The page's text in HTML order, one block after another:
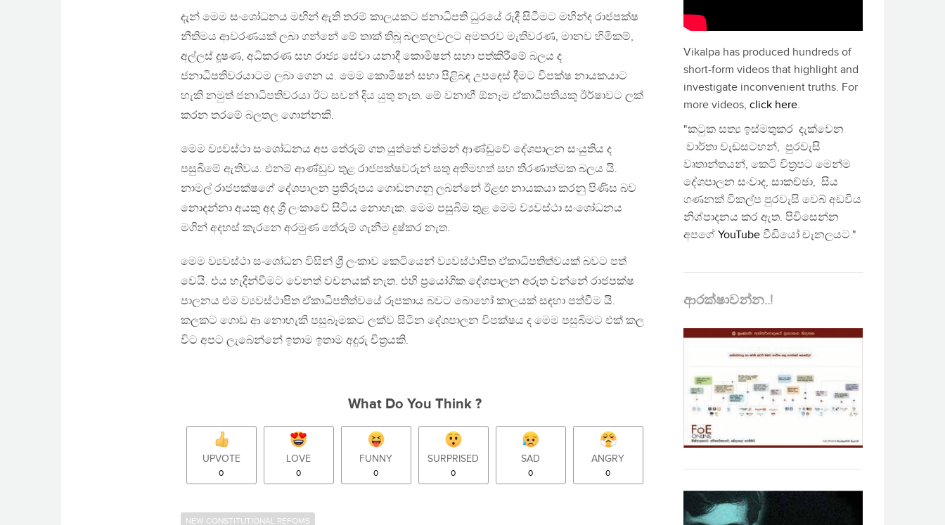
දැන් මෙම සංශෝධනය මඟින් ඇති තරම් කාලයකට ජනාධිපති ධුරයේ රුදී සිටීමට මහින්ද රාජපක්ෂ
නීතිමය ආවරණයක් ලබා ගන්නේ මේ තාක් තිබූ බලතලවලට අමතරව මැතිවරණ, මානව හිමිකම්,
අල්ලස් දූෂණ, අධිකරණ සහ රාජ්‍ය සේවා යනාදී කොමිෂන් සභා පත්කිරීමේ බලය ද
ජනාධිපතිවරයාටම ලබා ගෙන ය. මෙම කොමිෂන් සභා පිළිබඳ උපදෙස් දීමට විපක්ෂ නායකයාට
හැකි නමුත් ජනාධිපතිවරයා ඊට සවන් දිය යුතු නැත. මේ වනාහී ඕනෑම ඒකාධිපතියකු ඊර්ෂාවට ලක්
කරන තරමේ බලතල ගොන්නකි.
මෙම ව්‍යවස්ථා සංශෝධනය අප තේරුම් ගත යුත්තේ වත්මන් ආණ්ඩුවේ දේශපාලන සංයුතිය ද
පසුබිමේ ඇතිවය. එනම් ආණ්ඩුව තුළ රාජපක්ෂවරුන් සතු අතිමහත් සහ තීරණාත්මක බලය යි.
නාමල් රාජපක්ෂගේ දේශපාලන ප්‍රතිරූපය ගොඩනගනු ලබන්නේ ඊළඟ නායකයා කරනු පිණිස බව
නොදන්නා අයකු අද ශ්‍රී ලංකාවේ සිටිය නොහැක. මෙම පසුබිම තුළ මෙම ව්‍යවස්ථා සංශෝධනය
මගින් අදහස් කැරනෙ අරමුණ තේරුම් ගැනීම දුෂ්කර නැත.
මෙම ව්‍යවස්ථා සංශෝධන විසින් ශ්‍රී ලංකාව කෙටියෙන් ව්‍යවස්ථාපිත ඒකාධිපතිත්වයක් බවට පත්
වෙයි. එය හැදින්වීමට වෙනත් වචනයක් නැත. එහි ප්‍රයෝගික දේශපාලන අරුත වන්නේ රාජපක්ෂ
පාලනය එම ව්‍යවස්ථාපිත ඒකාධිපතිත්වයේ රූපකාය බවට බොහෝ කාලයක් සඳහා පත්වීම යි.
කලකට ගොඩ ආ නොහැකි පසුබෑමකට ලක්ව සිටින දේශපාලන විපක්ෂය ද මෙම පසුබිමට එක් කල
විට අපට ලැබෙන්නේ ඉතාම ඉතාම අදුරු චිත්‍රයකි.
What Do You Think ?
UPVOTE
0
LOVE
0
FUNNY
0
SURPRISED
0
SAD
0
ANGRY
0
NEW CONSTITUTIONAL REFOMS
Vikalpa has produced hundreds of
short-form videos that highlight and
investigate inconvenient truths. For
more videos, click here.
"කටුක සත්‍ය ඉස්මතුකර දැක්වෙන
වාර්තා වැඩසටහන්, පුරවැසි
වෘතාන්තයන්, කෙටි චිත්‍රපට මෙන්ම
දේශපාලන සංවාද, සාකච්ඡා, සිය
ගණනක් විකල්ප පුරවැසි වෙබ් අඩවිය
නිශ්පාදනය කර ඇත. පිවිසෙන්න
අපගේ YouTube වීඩියෝ චැනලයට."
ආරක්ෂාවන්න..!